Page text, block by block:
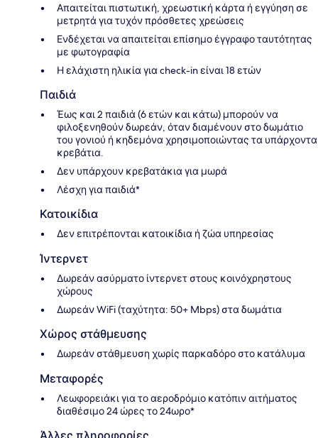
Απαιτείται πιστωτική, χρεωστική κάρτα ή εγγύηση σε
μετρητά για τυχόν πρόσθετες χρεώσεις
Ενδέχεται να απαιτείται επίσημο έγγραφο ταυτότητας
με φωτογραφία
Η ελάχιστη ηλικία για check-in είναι 18 ετών
Παιδιά
Έως και 2 παιδιά (6 ετών και κάτω) μπορούν να
φιλοξενηθούν δωρεάν, όταν διαμένουν στο δωμάτιο
του γονιού ή κηδεμόνα χρησιμοποιώντας τα υπάρχοντα
κρεβάτια.
Δεν υπάρχουν κρεβατάκια για μωρά
Λέσχη για παιδιά*
Κατοικίδια
Δεν επιτρέπονται κατοικίδια ή ζώα υπηρεσίας
Ίντερνετ
Δωρεάν ασύρματο ίντερνετ στους κοινόχρηστους
χώρους
Δωρεάν WiFi (ταχύτητα: 50+ Mbps) στα δωμάτια
Χώρος στάθμευσης
Δωρεάν στάθμευση χωρίς παρκαδόρο στο κατάλυμα
Μεταφορές
Λεωφορειάκι για το αεροδρόμιο κατόπιν αιτήματος
διαθέσιμο 24 ώρες το 24ωρο*